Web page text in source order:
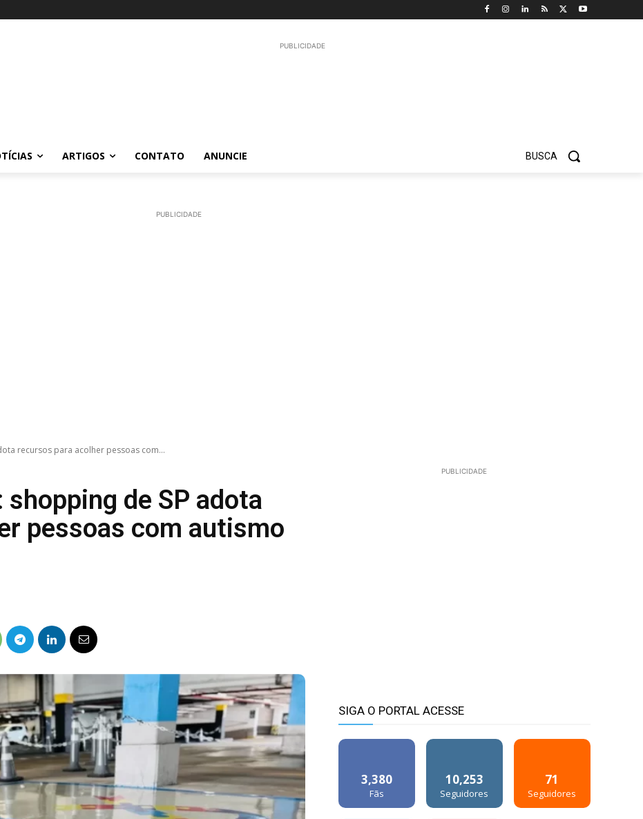
PUBLICIDADE
ARTIGOS CONTATO ANUNCIE BUSCA
PUBLICIDADE
recursos para acolher pessoas com...
de SP adota
pessoas com autismo
PUBLICIDADE
SIGA O PORTAL ACESSE
3,380
Fãs
10,253
Seguidores
71
Seguidores